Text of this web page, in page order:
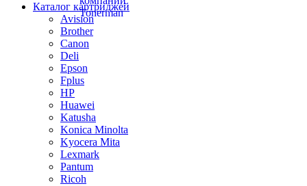
Каталог картриджей
Avision
Brother
Canon
Deli
Epson
Fplus
HP
Huawei
Katusha
Konica Minolta
Kyocera Mita
Lexmark
Pantum
Ricoh